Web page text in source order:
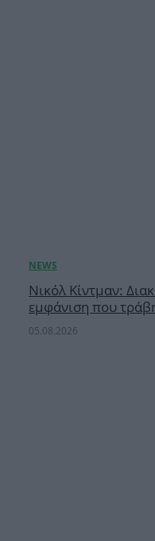
Νικόλ Κίντμαν:
εμφάνιση που
05.08.2026